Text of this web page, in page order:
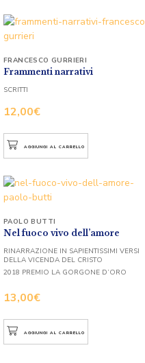
Frammenti narrativi
12,00€
FRANCESCO GURRIERI
SCRITTI
AGGIUNGI AL CARRELLO
Nel fuoco vivo dell’amore
13,00€
PAOLO BUTTI
RINARRAZIONE IN SAPIENTISSIMI VERSI
DELLA VICENDA DEL CRISTO
2018 PREMIO LA GORGONE D’ORO
AGGIUNGI AL CARRELLO